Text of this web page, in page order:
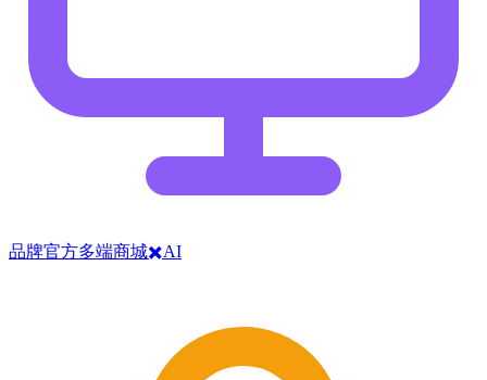
品牌官方多端商城✖️AI